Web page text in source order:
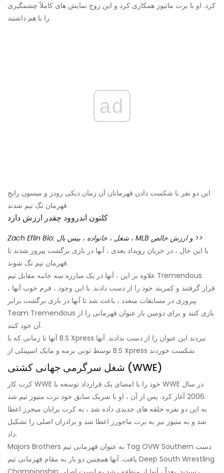
کرد. او با برت ماتیوز همکاری کرد و این زوج نمایش های کاملاً چشمگیری
را با هم داشتند.
ad
این دو نفر با شکست دادن قهرمانان آن زمان دیکی رودز و میسون رایج
قهرمان تگ تیم شدند.
کلتون اندروود چقدر ارزش دارد
Zach Eflin Bio: شغل ، خانواده ، بیس بال ، MLB و ارزش خالص >>
با این حال ، در جریان رویداد بعدی ، آنها در بازی برگشت پیروز شدند تا
قهرمان تیم تگ شوند.
علاوه بر این ، آنها در یک مبارزه سه جانبه مقابل تیم Tremendous
قرار گرفتند و کمربند خود را از دست دادند. با این وجود ، فرم خوب آنها ،
پیروزی در مسابقات متعدد ، باعث شد تا آنها در بازی برگشت برابر
Team Tremendous بازی کنند و برای دومین بار عنوان قهرمانی را از
آن خود کنند.
آنها تا زمانی که با B.S Xpress نبردند این عنوان را از دست ندادند. آنها
توسط تونی برمه و مایک اسپینلی از B.S Xpress شکست خوردند.
شغل سرگرمی جهانی کشتی (WWE)
کرت کار WWE خود را با امضای یک قرارداد توسعه با WWE در سال
2006 آغاز کرد. پس از آن ، او با شریک سابق خود برت متیوز تیم شد.
به این دو نفره حلقه های جدیدی داده شد ، به كرت برایان میجرز اعطا
شد و به متیوز نیز به برت ماجورز اعطا شد و برادران اصلی را تشکیل
داد.
Majors Brothers به ​​عنوان قهرمانی تیم Tag OVW Southern دست
یافت. آنها همچنین دو بار به مقام قهرمانی تیم Deep South Wrestling